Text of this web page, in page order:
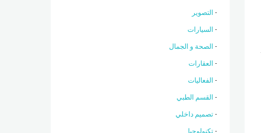
التصوير
السيارات
الصحة و الجمال
العقارات
الفعاليات
القسم الطبي
تصميم داخلي
تكنولوجيا